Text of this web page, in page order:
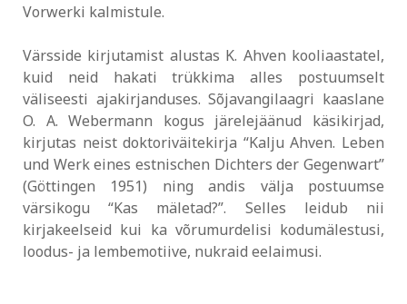
Vorwerki kalmistule.
Värsside kirjutamist alustas K. Ahven kooliaastatel,
kuid neid hakati trükkima alles postuumselt
väliseesti ajakirjanduses. Sõjavangilaagri kaaslane
O. A. Webermann kogus järelejäänud käsikirjad,
kirjutas neist doktoriväitekirja “Kalju Ahven. Leben
und Werk eines estnischen Dichters der Gegenwart”
(Göttingen 1951) ning andis välja postuumse
värsikogu “Kas mäletad?”. Selles leidub nii
kirjakeelseid kui ka võrumurdelisi kodumälestusi,
loodus- ja lembemotiive, nukraid eelaimusi.